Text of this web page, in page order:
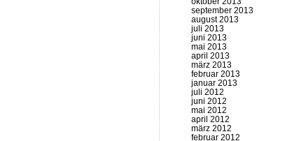
september 2013
august 2013
juli 2013
juni 2013
mai 2013
april 2013
märz 2013
februar 2013
januar 2013
juli 2012
juni 2012
mai 2012
april 2012
märz 2012
februar 2012